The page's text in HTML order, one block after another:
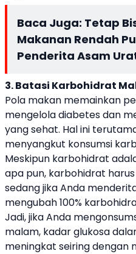
Baca Juga: Tetap
Makanan Rendah
Penderita Asam
3. Batasi Karbohidrat
Pola makan memainkan
mengelola diabetes dan
yang sehat. Hal ini
menyangkut konsumsi
Meskipun karbohidrat
apa pun, karbohidrat
sedang jika Anda
mengubah 100%
Jadi, jika Anda
malam, kadar glukosa
meningkat seiring dengan